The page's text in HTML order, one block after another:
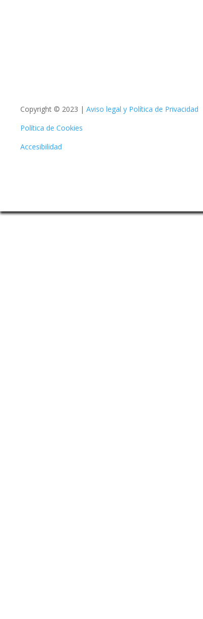
Copyright © 2023 | Aviso legal y Política de Privacidad
Política de Cookies
Accesibilidad